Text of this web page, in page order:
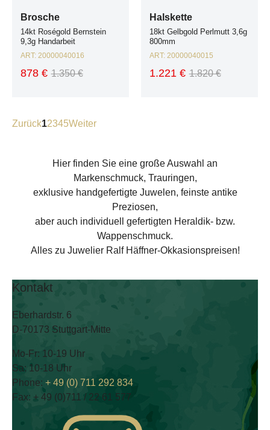
Brosche
14kt Roségold Bernstein
9,3g Handarbeit
ART: 20000040016
1.350 €
878 €
Halskette
18kt Gelbgold Perlmutt 3,6g
800mm
ART: 20000040015
1.820 €
1.221 €
Seite
Zurück12345Weiter
Hier finden Sie eine große Auswahl an
Markenschmuck, Trauringen,
exklusive handgefertigte Juwelen, feinste antike
Preziosen,
aber auch individuell gefertigten Heraldik- bzw.
Wappenschmuck.
Alles zu Juwelier Ralf Häffner-Okkasionspreisen!
Kontakt
Eberhardstr. 6
D-70173 Stuttgart-Mitte
Mo-Fr: 10-19 Uhr
Sa: 10-18 Uhr
Phone: + 49 (0) 711 292 834
Fax: + 49 (0)711 / 22 61 577